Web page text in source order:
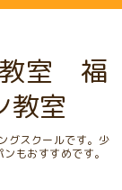
室 福
教室
グスクールです。少
もおすすめです。